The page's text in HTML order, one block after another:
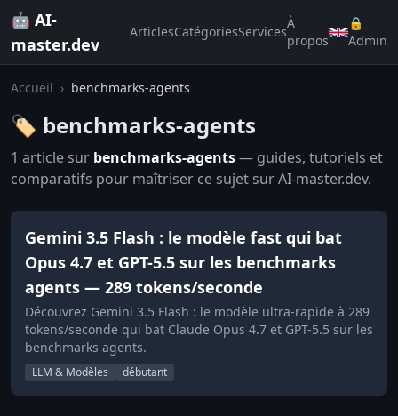
🤖 AI-
master.dev
ArticlesCatégoriesServices
À
propos
🔒
Admin
Accueil › benchmarks-agents
🏷️ benchmarks-agents
1 article sur benchmarks-agents— guides, tutoriels et
comparatifs pour maîtriser ce sujet sur AI-master.dev.
Gemini 3.5 Flash : le modèle fast qui bat
Opus 4.7 et GPT-5.5 sur les benchmarks
agents — 289 tokens/seconde
Découvrez Gemini 3.5 Flash : le modèle ultra-rapide à 289
tokens/seconde qui bat Claude Opus 4.7 et GPT-5.5 sur les
benchmarks agents.
LLM & Modèles débutant